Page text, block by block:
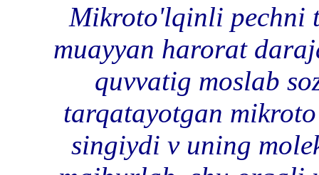
Mikroto'lqinli pechni
muayyan harorat
quvvatig moslab
tarqatayotgan
singiydi v uning